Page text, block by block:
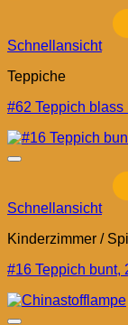
Schnellansicht
Teppiche
#62 Teppich
Schnellansicht
Kinderzimmer /
#16 Teppich bunt,